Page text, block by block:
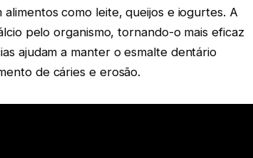
como leite, queijos e iogurtes. A
pelo organismo, tornando-o mais eficaz
ajudam a manter o esmalte dentário
de cáries e erosão.